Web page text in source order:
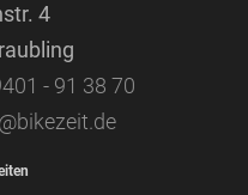
4
- 91 38 70